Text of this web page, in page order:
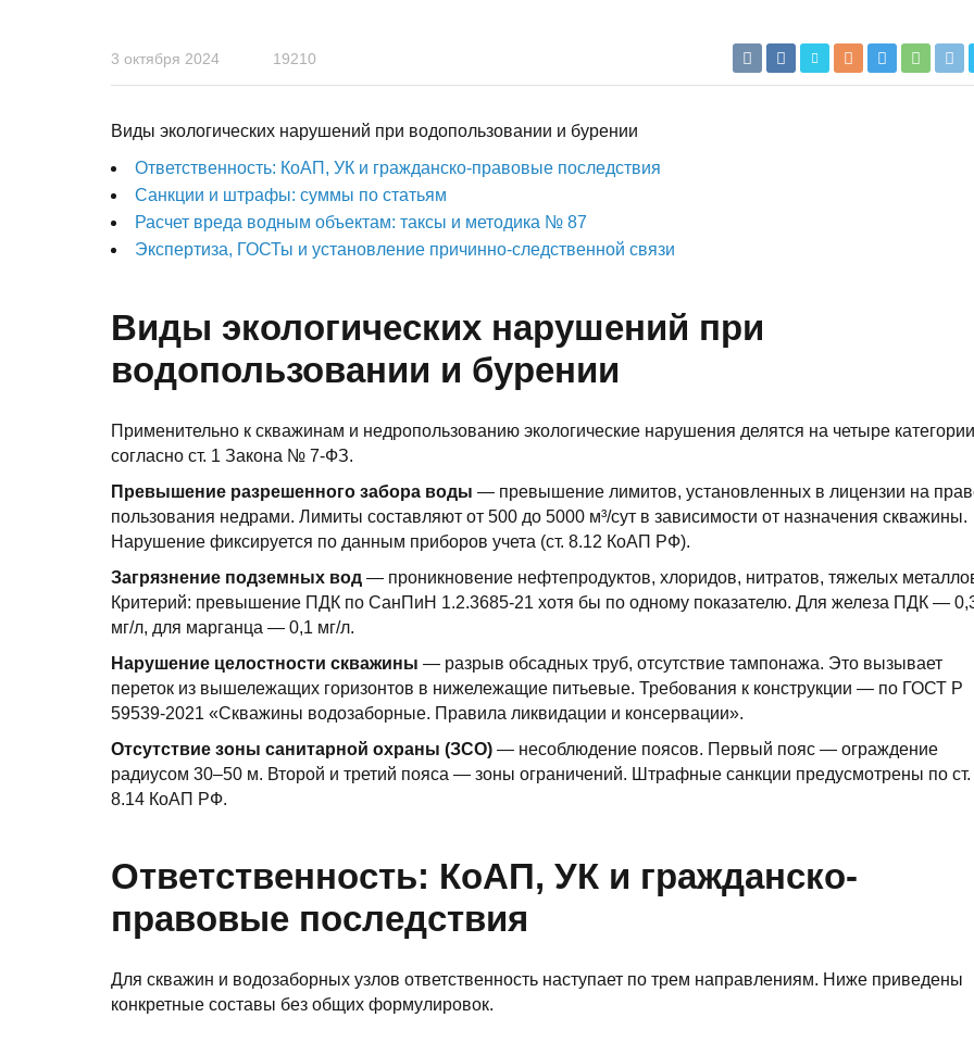
3 октября 2024 19210
Виды экологических нарушений при водопользовании и бурении
Ответственность: КоАП, УК и гражданско-правовые последствия
Санкции и штрафы: суммы по статьям
Расчет вреда водным объектам: таксы и методика № 87
Экспертиза, ГОСТы и установление причинно-следственной связи
Виды экологических нарушений при
водопользовании и бурении
Применительно к скважинам и недропользованию экологические нарушения делятся на четыре категории
согласно ст. 1 Закона № 7-ФЗ.
Превышение разрешенного забора воды — превышение лимитов, установленных в лицензии на
пользования недрами. Лимиты составляют от 500 до 5000 м³/сут в зависимости от назначения скважины.
Нарушение фиксируется по данным приборов учета (ст. 8.12 КоАП РФ).
Загрязнение подземных вод — проникновение нефтепродуктов, хлоридов, нитратов, тяжелых
Критерий: превышение ПДК по СанПиН 1.2.3685-21 хотя бы по одному показателю. Для железа ПДК —
мг/л, для марганца — 0,1 мг/л.
Нарушение целостности скважины — разрыв обсадных труб, отсутствие тампонажа. Это вызывает
переток из вышележащих горизонтов в нижележащие питьевые. Требования к конструкции — по ГОСТ Р
59539-2021 «Скважины водозаборные. Правила ликвидации и консервации».
Отсутствие зоны санитарной охраны (ЗСО) — несоблюдение поясов. Первый пояс — ограждение
радиусом 30–50 м. Второй и третий пояса — зоны ограничений. Штрафные санкции предусмотрены по ст.
8.14 КоАП РФ.
Ответственность: КоАП, УК и гражданско-
правовые последствия
Для скважин и водозаборных узлов ответственность наступает по трем направлениям. Ниже приведены
конкретные составы без общих формулировок.